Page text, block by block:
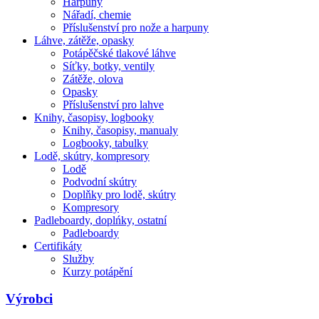
Nářadí, chemie
Příslušenství pro nože a harpuny
Láhve, zátěže, opasky
Potápěčské tlakové láhve
Síťky, botky, ventily
Zátěže, olova
Opasky
Příslušenství pro lahve
Knihy, časopisy, logbooky
Knihy, časopisy, manualy
Logbooky, tabulky
Lodě, skútry, kompresory
Lodě
Podvodní skútry
Doplňky pro lodě, skútry
Kompresory
Padleboardy, doplńky, ostatní
Padleboardy
Certifikáty
Služby
Kurzy potápění
Výrobci